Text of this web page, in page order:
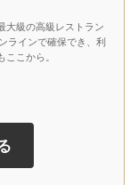
大級の高級レストラン
ラインで確保でき、利
こから。